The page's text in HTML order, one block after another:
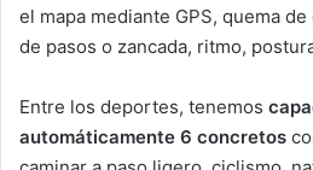
el mapa mediante GPS, quema
de pasos o zancada, ritmo,
Entre los deportes, tenemos
automáticamente 6 concretos